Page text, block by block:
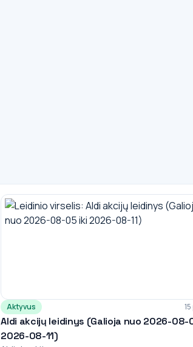
Aktyvus
Aldi akcijų leidinys (Galioja nuo 2026-08-
2026-08-11)